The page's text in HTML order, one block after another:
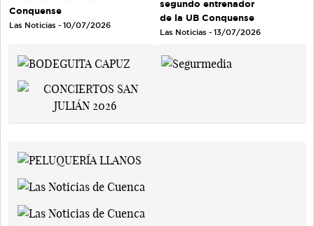
Conquense
Las Noticias - 10/07/2026
segundo entrenador
de la UB Conquense
Las Noticias - 13/07/2026